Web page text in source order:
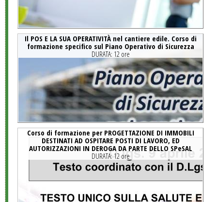
Il POS E LA SUA OPERATIVITÀ nel cantiere edile. Corso di
formazione specifico sul Piano Operativo di Sicurezza
DURATA: 12 ore
Corso di formazione per PROGETTAZIONE DI IMMOBILI
DESTINATI AD OSPITARE POSTI DI LAVORO, ED
AUTORIZZAZIONI IN DEROGA DA PARTE DELLO SPeSAL
DURATA: 12 ore